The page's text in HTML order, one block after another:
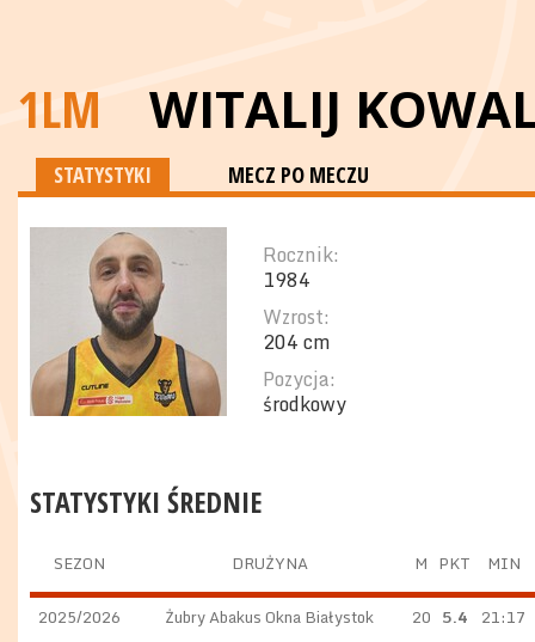
1LM WITALIJ
STATYSTYKI MECZ PO MECZU
Rocznik:
1984
Wzrost:
204 cm
Pozycja:
środkowy
STATYSTYKI ŚREDNIE
SEZON DRUŻYNA M PKT MIN
2025/2026 Żubry Abakus Okna Białystok 20 5.4 21:17